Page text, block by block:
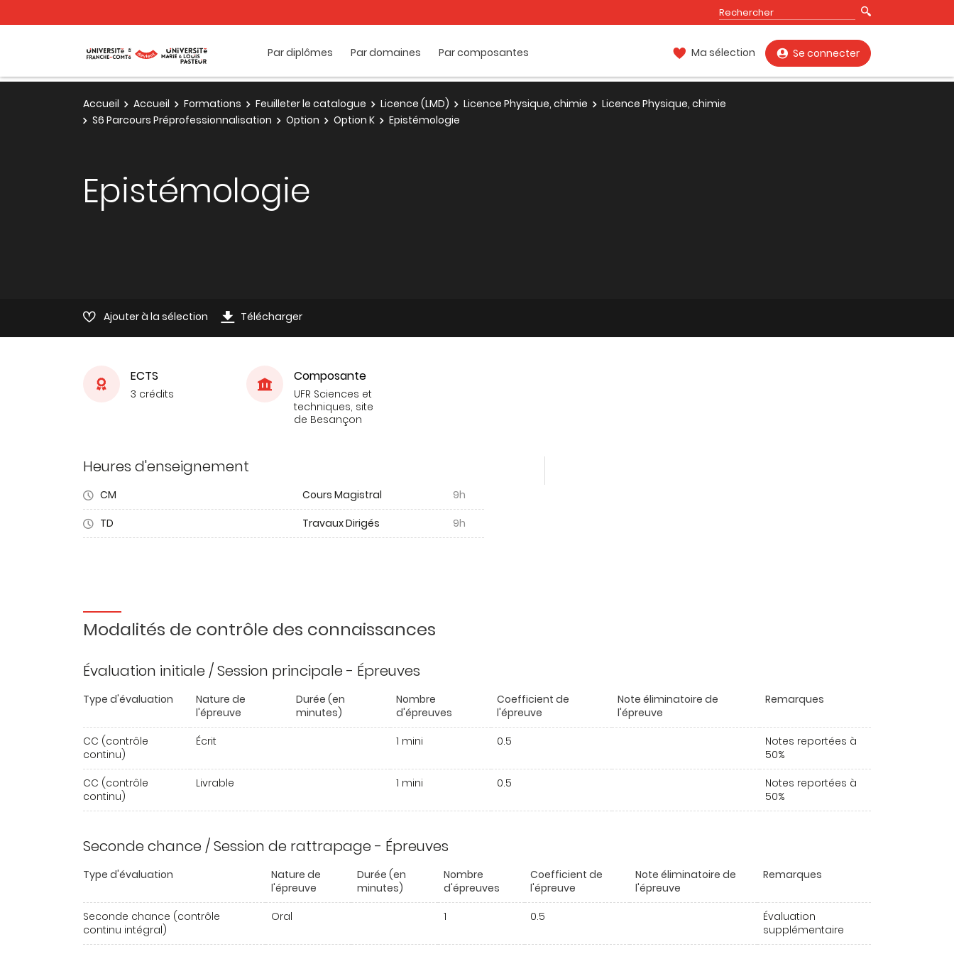
Par diplômes Par domaines Par composantes Ma sélection Se connecter
Accueil Accueil Formations Feuilleter le catalogue Licence (LMD) Licence Physique, chimie
Licence Physique, chimie
S6 Parcours Préprofessionnalisation
Option Option K Epistémologie
Epistémologie
Ajouter à la sélection Télécharger
ECTS
3 crédits
Composante
UFR Sciences et
techniques, site
de Besançon
Heures d'enseignement
CM Cours Magistral
9h
TD
Travaux Dirigés 9h
Modalités de contrôle des connaissances
Évaluation initiale / Session principale - Épreuves
Type d'évaluation
Nature de
l'épreuve
Durée (en
minutes)
Nombre
d'épreuves
Coefficient de
l'épreuve
Note éliminatoire de
l'épreuve
Remarques
CC (contrôle
continu)
Écrit 1 mini 0.5
Notes reportées à
50%
CC (contrôle
continu)
Livrable 1 mini 0.5
Notes reportées à
50%
Seconde chance / Session de rattrapage - Épreuves
Type d'évaluation
Nature de
l'épreuve
Durée (en
minutes)
Nombre
d'épreuves
Coefficient de
l'épreuve
Note éliminatoire de
l'épreuve
Remarques
Seconde chance (contrôle
continu intégral)
Oral 1 0.5
Évaluation
supplémentaire